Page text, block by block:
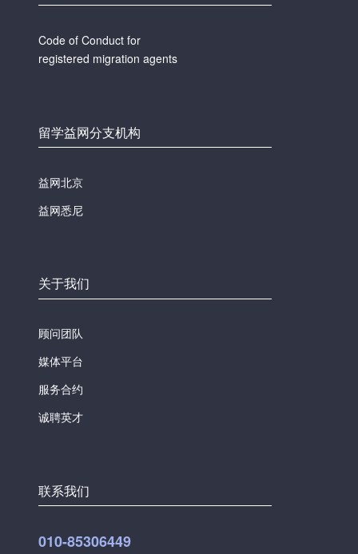
Code of Conduct for
registered migration agents
留学益网分支机构
益网北京
益网悉尼
关于我们
顾问团队
媒体平台
服务合约
诚聘英才
联系我们
010-85306449